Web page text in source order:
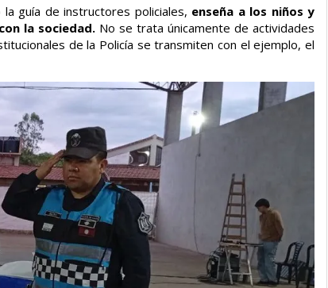
guía de instructores policiales, enseña a los niños y
la sociedad.No se trata únicamente de actividades
de la Policía se transmiten con el ejemplo, el